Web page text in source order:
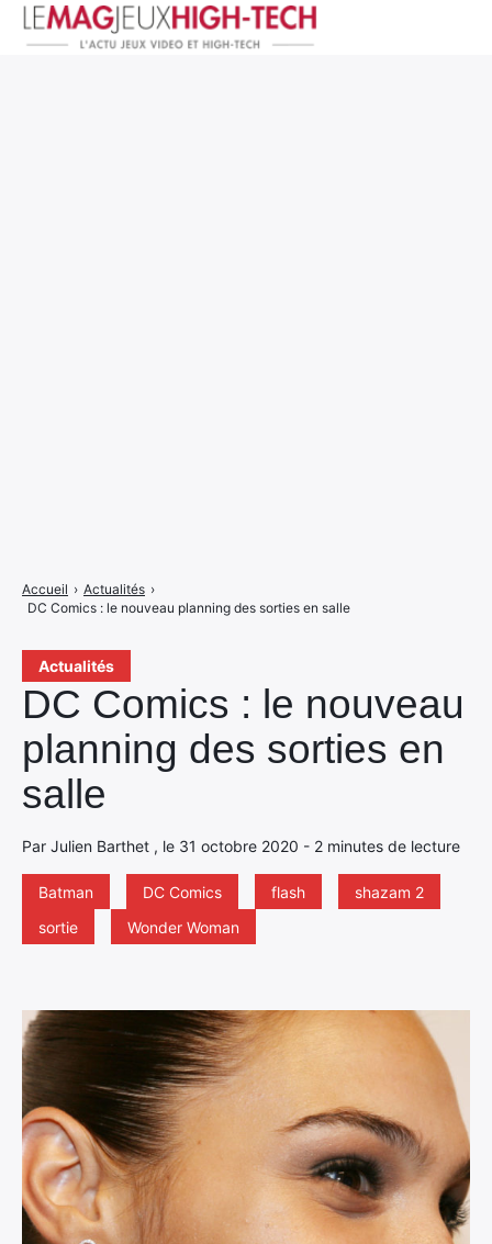
Actualités
DC Comics : le nouveau
planning des sorties en
salle
Par Julien Barthet , le 31 octobre 2020 - 2 minutes de lecture
Batman DC Comics flash
shazam 2
sortie
Wonder Woman
Accueil › Actualités ›
DC Comics : le nouveau planning des sorties en salle